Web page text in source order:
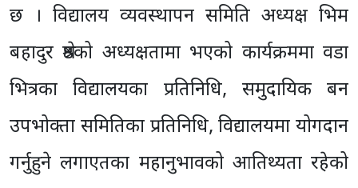
छ । विद्यालय व्यवस्थापन समिति अध्यक्ष भिम
बहादुर श्रेष्ठको अध्यक्षतामा भएको कार्यक्रममा वडा
भित्रका विद्यालयका प्रतिनिधि, समुदायिक बन
उपभोक्ता समितिका प्रतिनिधि, विद्यालयमा योगदान
गर्नुहुने लगाएतका महानुभावको आतिथ्यता रहेको